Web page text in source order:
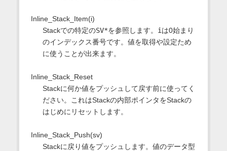
Inline_Stack_Item(i)
Stackでの特定のSV*を参照します。 i は0始まり
のインデックス番号です。値を取得や設定ため
に使うことが出来ます。
Inline_Stack_Reset
Stackに何か値をプッシュして戻す前に使ってく
ださい。これはStackの内部ポインタをStackの
はじめにリセットします。
Inline_Stack_Push(sv)
Stackに戻り値をプッシュします。値のデータ型